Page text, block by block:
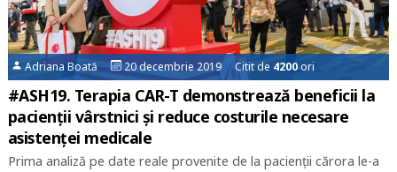
Adriana Boată 20 decembrie 2019 Citit de 4200ori
#ASH19. Terapia CAR-T demonstrează beneficii la
pacienții vârstnici și reduce costurile necesare
asistenței medicale
Prima analiză pe date reale provenite de la pacienții cărora le-a